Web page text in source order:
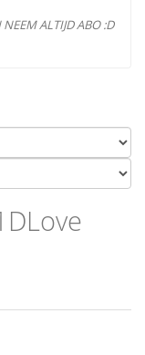
NEEM ALTIJD ABO :D